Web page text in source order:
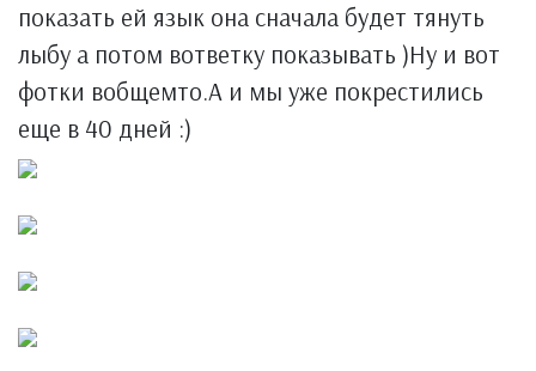
показать ей язык она сначала будет тянуть
лыбу а потом вответку показывать )Ну и вот
фотки вобщемто.А и мы уже покрестились
еще в 40 дней :)